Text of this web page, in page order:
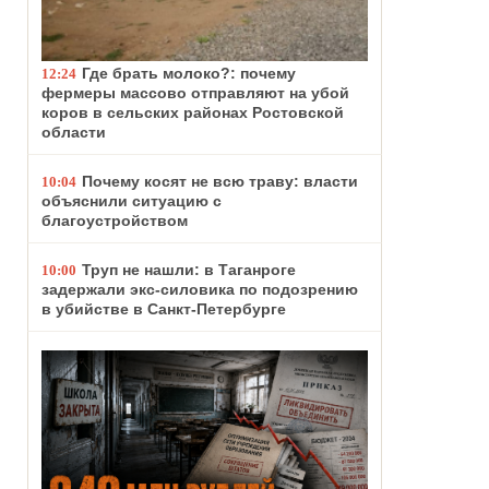
12:24 Где брать молоко?: почему
фермеры массово отправляют на убой
коров в сельских районах Ростовской
области
10:04 Почему косят не всю траву: власти
объяснили ситуацию с
благоустройством
10:00 Труп не нашли: в Таганроге
задержали экс-силовика по подозрению
в убийстве в Санкт-Петербурге